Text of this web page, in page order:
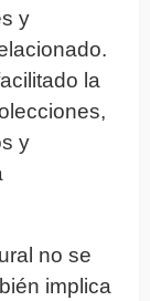
y
la
y
no se
implica